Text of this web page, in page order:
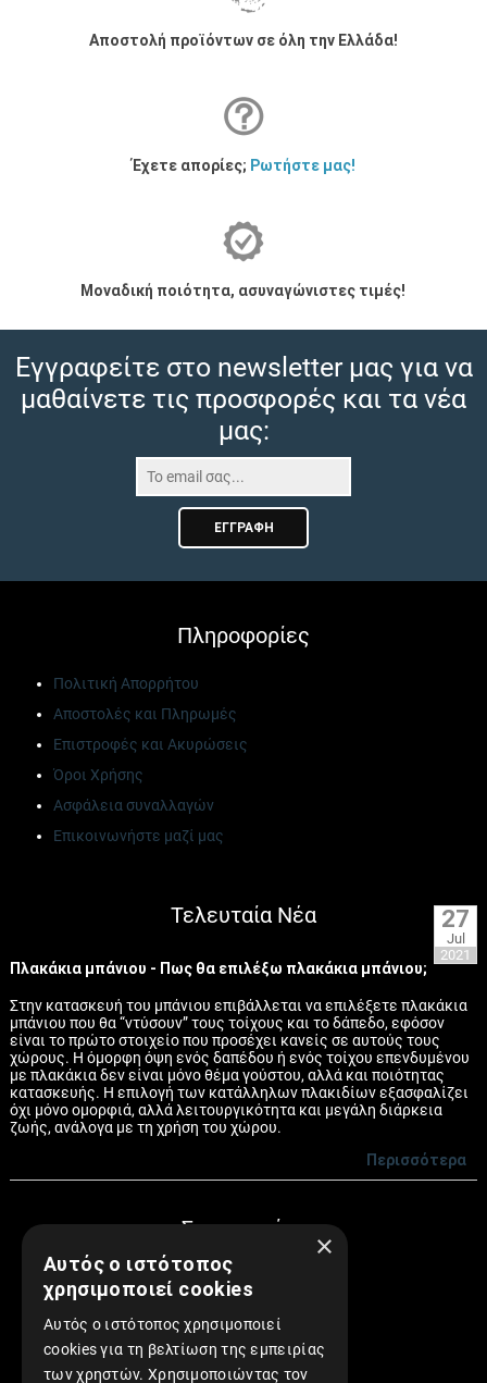
Αποστολή προϊόντων σε όλη την Ελλάδα!
Έχετε απορίες; Ρωτήστε μας!
Μοναδική ποιότητα, ασυναγώνιστες τιμές!
Εγγραφείτε στο newsletter μας για να
μαθαίνετε τις προσφορές και τα νέα
μας:
ΕΓΓΡΑΦΉ
Πληροφορίες
Πολιτική Απορρήτου
Αποστολές και Πληρωμές
Επιστροφές και Ακυρώσεις
Όροι Χρήσης
Ασφάλεια συναλλαγών
Επικοινωνήστε μαζί μας
Τελευταία Νέα 27
Jul
2021
Πλακάκια μπάνιου - Πως θα επιλέξω πλακάκια μπάνιου;
Στην κατασκευή του μπάνιου επιβάλλεται να επιλέξετε πλακάκια
μπάνιου που θα “ντύσουν” τους τοίχους και το δάπεδο, εφόσον
είναι το πρώτο στοιχείο που προσέχει κανείς σε αυτούς τους
χώρους. Η όμορφη όψη ενός δαπέδου ή ενός τοίχου επενδυμένου
με πλακάκια δεν είναι μόνο θέμα γούστου, αλλά και ποιότητας
κατασκευής. Η επιλογή των κατάλληλων πλακιδίων εξασφαλίζει
όχι μόνο ομορφιά, αλλά λειτουργικότητα και μεγάλη διάρκεια
ζωής, ανάλογα με τη χρήση του χώρου.
Περισσότερα
Συνεργασίες ×
Αυτός ο ιστότοπος
χρησιμοποιεί cookies
Αυτός ο ιστότοπος χρησιμοποιεί
cookies για τη βελτίωση της εμπειρίας
των χρηστών. Χρησιμοποιώντας τον